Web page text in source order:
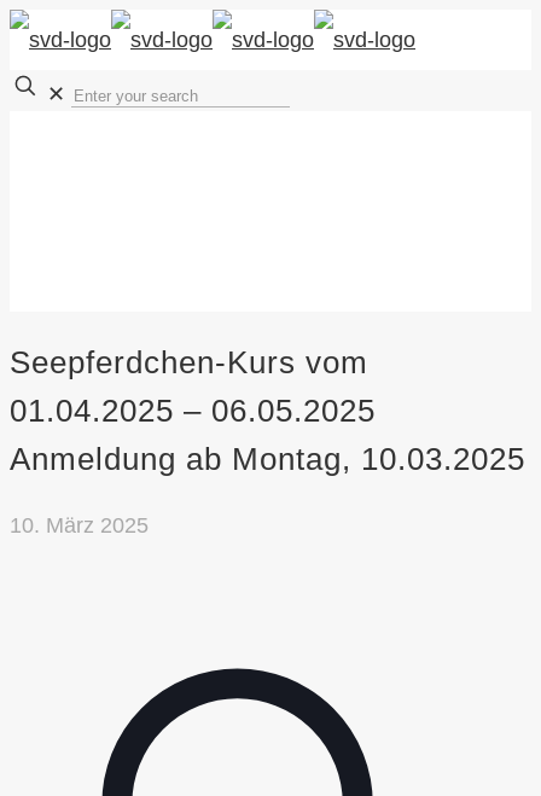
✕
Seepferdchen-Kurs vom
01.04.2025 – 06.05.2025
Anmeldung ab Montag, 10.03.2025
10. März 2025